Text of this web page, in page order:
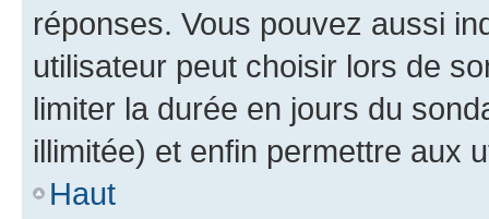
réponses. Vous pouvez aussi
utilisateur peut choisir lors de
limiter la durée en jours du
illimitée) et enfin permettre aux
Haut